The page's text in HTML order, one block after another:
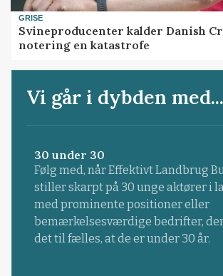
GRISE
Svineproducenter kalder Danish
notering en katastrofe
Vi går i dybden med...
30 under 30
Følg med, når Effektivt Landbrug
stiller skarpt på 30 unge aktører i
med prominente positioner eller
bemærkelsesværdige bedrifter,
det til fælles, at de er under 30 år.